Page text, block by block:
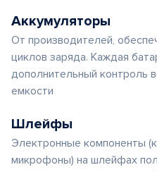
Аккумуляторы
От производителей,
циклов заряда. Каждая
дополнительный контроль
емкости
Шлейфы
Электронные компоненты
микрофоны) на шлейфах